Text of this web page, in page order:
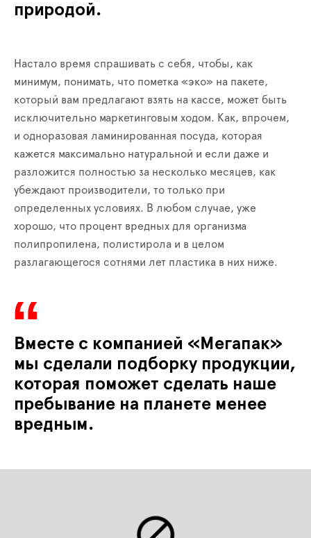
природой.
Настало время спрашивать с себя, чтобы, как
минимум, понимать, что пометка «эко» на пакете,
который вам предлагают взять на кассе, может быть
исключительно маркетинговым ходом. Как, впрочем,
и одноразовая ламинированная посуда, которая
кажется максимально натуральной и если даже и
разложится полностью за несколько месяцев, как
убеждают производители, то только при
определенных условиях. В любом случае, уже
хорошо, что процент вредных для организма
полипропилена, полистирола и в целом
разлагающегося сотнями лет пластика в них ниже.
Вместе с компанией «Мегапак»
мы сделали подборку продукции,
которая поможет сделать наше
пребывание на планете менее
вредным.